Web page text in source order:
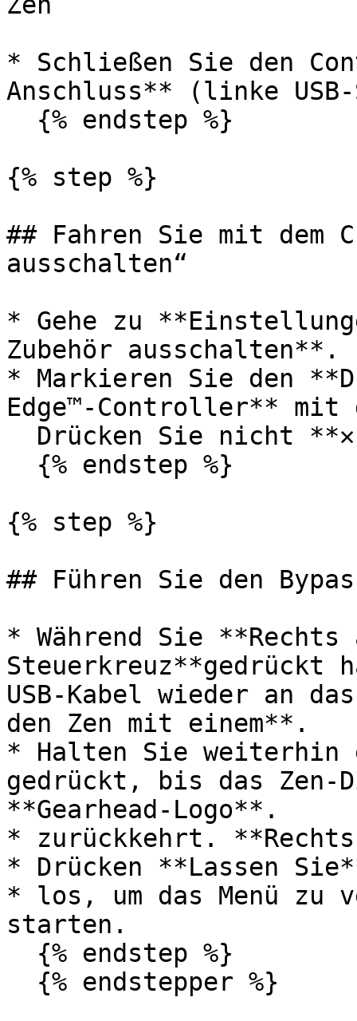
* Schließen Sie den
Anschluss** (linke
{% step %}
## Fahren Sie mit dem
ausschalten“
* Gehe zu
Zubehör ausschalten**.
* Markieren Sie den
Edge™-Controller** mit
{% step %}
## Führen Sie den
* Während Sie **Rechts
Steuerkreuz**gedrückt
USB-Kabel wieder an
den Zen mit einem**.
* Halten Sie weiterhin
gedrückt, bis das Zen-
**Gearhead-Logo**.
* zurückkehrt.
* Drücken **Lassen
* los, um das Menü zu
starten.